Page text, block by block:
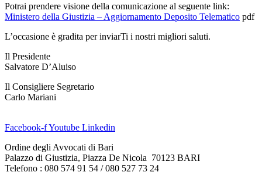
Potrai prendere visione della comunicazione al seguente link:
Ministero della Giustizia – Aggiornamento Deposito Telematico pdf
L’occasione è gradita per inviarTi i nostri migliori saluti.
Il Presidente
Salvatore D’Aluiso
Il Consigliere Segretario
Carlo Mariani
Facebook-fYoutube Linkedin
Ordine degli Avvocati di Bari
Palazzo di Giustizia, Piazza De Nicola 70123 BARI
Telefono : 080 574 91 54 / 080 527 73 24